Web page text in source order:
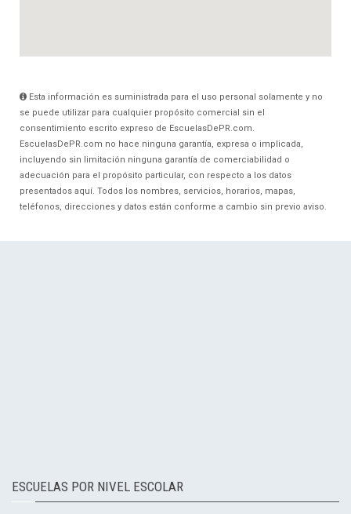
Esta información es suministrada para el uso personal solamente y no
se puede utilizar para cualquier propósito comercial sin el
consentimiento escrito expreso de EscuelasDePR.com.
EscuelasDePR.com no hace ninguna garantía, expresa o implicada,
incluyendo sin limitación ninguna garantía de comerciabilidad o
adecuación para el propósito particular, con respecto a los datos
presentados aquí. Todos los nombres, servicios, horarios, mapas,
teléfonos, direcciones y datos están conforme a cambio sin previo aviso.
ESCUELAS POR NIVEL ESCOLAR